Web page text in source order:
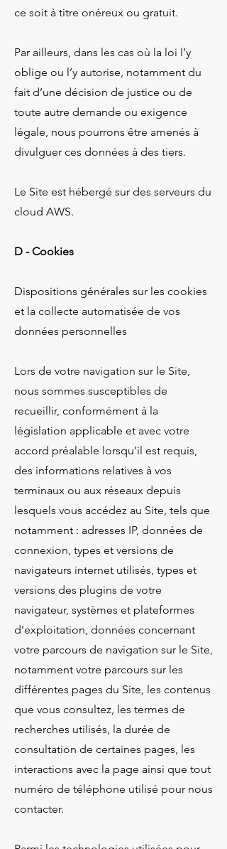
ce soit à titre onéreux ou gratuit.
Par ailleurs, dans les cas où la loi l’y
oblige ou l’y autorise, notamment du
fait d’une décision de justice ou de
toute autre demande ou exigence
légale, nous pourrons être amenés à
divulguer ces données à des tiers.
Le Site est hébergé sur des serveurs du
cloud AWS.
D - Cookies
Dispositions générales sur les cookies
et la collecte automatisée de vos
données personnelles
Lors de votre navigation sur le Site,
nous sommes susceptibles de
recueillir, conformément à la
législation applicable et avec votre
accord préalable lorsqu’il est requis,
des informations relatives à vos
terminaux ou aux réseaux depuis
lesquels vous accédez au Site, tels que
notamment : adresses IP, données de
connexion, types et versions de
navigateurs internet utilisés, types et
versions des plugins de votre
navigateur, systèmes et plateformes
d’exploitation, données concernant
votre parcours de navigation sur le Site,
notamment votre parcours sur les
différentes pages du Site, les contenus
que vous consultez, les termes de
recherches utilisés, la durée de
consultation de certaines pages, les
interactions avec la page ainsi que tout
numéro de téléphone utilisé pour nous
contacter.